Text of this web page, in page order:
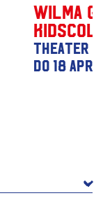
Wilma
Theater
do 18 apr.